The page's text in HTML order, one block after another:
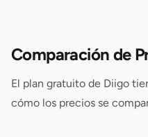
Comparación de
El plan gratuito de Diigo
cómo los precios se